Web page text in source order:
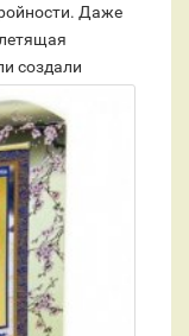
Даже
создали